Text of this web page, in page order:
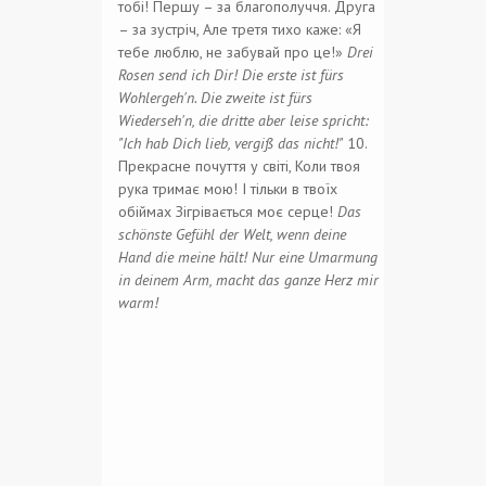
тобі! Першу – за благополуччя. Друга
– за зустріч, Але третя тихо каже: «Я
тебе люблю, не забувай про це!» Drei
Rosen send ich Dir!Die erste ist fürs
Wohlergeh'n. Die zweite ist fürs
Wiederseh'n, die dritte aber leise spricht:
"Ich hab Dich lieb, vergiß das nicht!" 10.
Прекрасне почуття у світі, Коли твоя
рука тримає мою! І тільки в твоїх
обіймах Зігрівається моє серце! Das
schönste Gefühl der Welt, wenn deine
Hand die meine hält!Nur eine Umarmung
in deinem Arm, macht das ganze Herz mir
warm!